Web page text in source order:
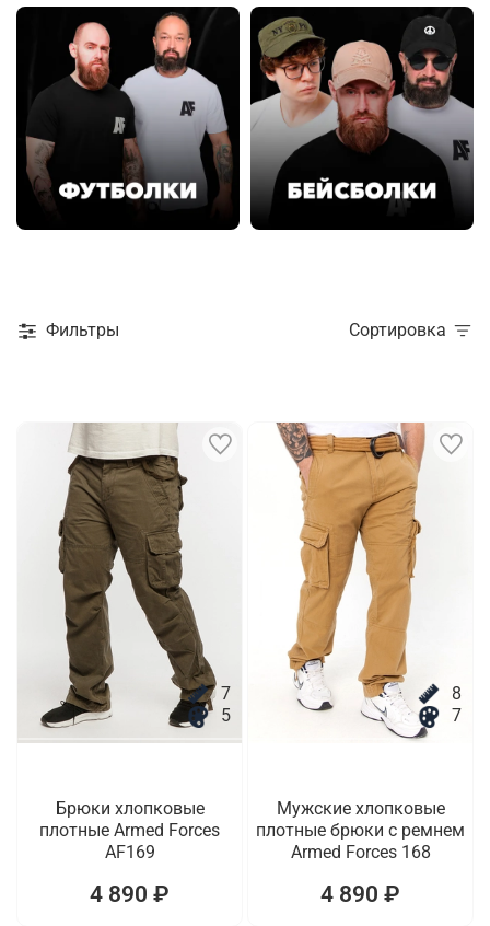
Фильтры Сортировка
7
5
Брюки хлопковые
плотные Armed Forces
AF169
4 890 ₽
8
7
Мужские хлопковые
плотные брюки с ремнем
Armed Forces 168
4 890 ₽